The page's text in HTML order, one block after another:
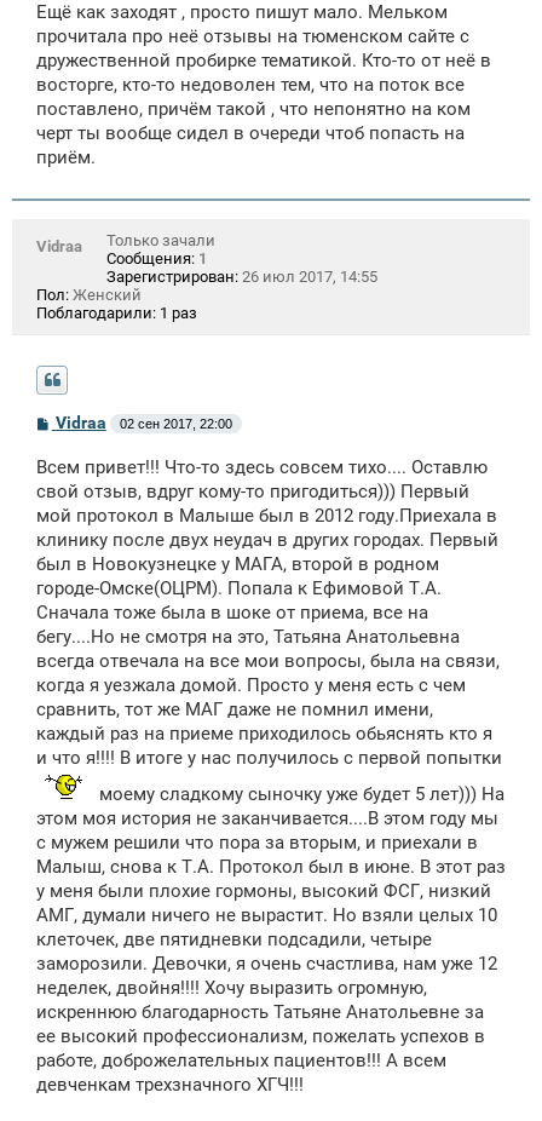
Ещё как заходят , просто пишут мало. Мельком
прочитала про неё отзывы на тюменском сайте с
дружественной пробирке тематикой. Кто-то от неё в
восторге, кто-то недоволен тем, что на поток все
поставлено, причём такой , что непонятно на ком
черт ты вообще сидел в очереди чтоб попасть на
приём.
Vidraa
Только зачали
Сообщения: 1
Зарегистрирован: 26 июл 2017, 14:55
Пол: Женский
Поблагодарили: 1 раз
С
б
щ
н
и
Vidraa 02 сен 2017, 22:00
Всем привет!!! Что-то здесь совсем тихо.... Оставлю
свой отзыв, вдруг кому-то пригодиться))) Первый
мой протокол в Малыше был в 2012 году.Приехала в
клинику после двух неудач в других городах. Первый
был в Новокузнецке у МАГА, второй в родном
городе-Омске(ОЦРМ). Попала к Ефимовой Т.А.
Сначала тоже была в шоке от приема, все на
бегу....Но не смотря на это, Татьяна Анатольевна
всегда отвечала на все мои вопросы, была на связи,
когда я уезжала домой. Просто у меня есть с чем
сравнить, тот же МАГ даже не помнил имени,
каждый раз на приеме приходилось обьяснять кто я
и что я!!!! В итоге у нас получилось с первой попытки
моему сладкому сыночку уже будет 5 лет))) На
этом моя история не заканчивается....В этом году мы
с мужем решили что пора за вторым, и приехали в
Малыш, снова к Т.А. Протокол был в июне. В этот раз
у меня были плохие гормоны, высокий ФСГ, низкий
АМГ, думали ничего не вырастит. Но взяли целых 10
клеточек, две пятидневки подсадили, четыре
заморозили. Девочки, я очень счастлива, нам уже 12
неделек, двойня!!!! Хочу выразить огромную,
искреннюю благодарность Татьяне Анатольевне за
ее высокий профессионализм, пожелать успехов в
работе, доброжелательных пациентов!!! А всем
девченкам трехзначного ХГЧ!!!